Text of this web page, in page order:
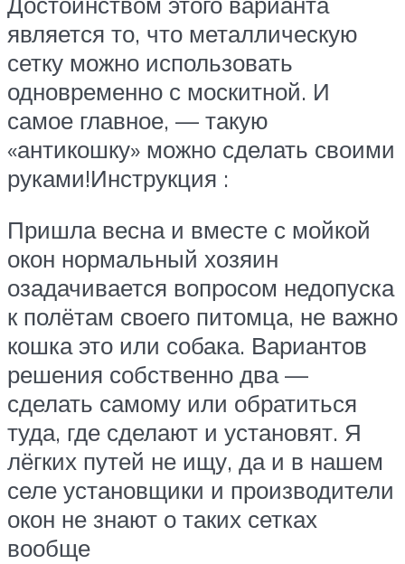
является то, что металлическую
сетку можно использовать
одновременно с москитной. И
самое главное, — такую
«антикошку» можно сделать своими
руками!Инструкция :
Пришла весна и вместе с мойкой
окон нормальный хозяин
озадачивается вопросом недопуска
к полётам своего питомца, не важно
кошка это или собака. Вариантов
решения собственно два —
сделать самому или обратиться
туда, где сделают и установят. Я
лёгких путей не ищу, да и в нашем
селе установщики и производители
окон не знают о таких сетках
вообще